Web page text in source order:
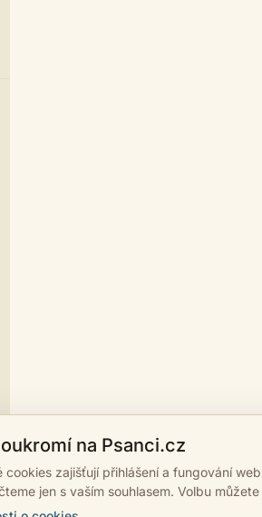
na Psanci.cz
cookies zajišťují přihlášení a fungování
jen s vaším souhlasem. Volbu